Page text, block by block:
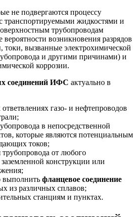
не подвергаются процессу
транспортируемыми жидкостями и
трубопроводам
возникновения разрядов
вызванные электрохимической
и другими причинами) и
коррозии.
соединений ИФС актуально в
газо- и нефтепроводов
в непосредственной
которые являются потенциальным
токов;
трубопровода от любого
конструкции или
выполнить фланцевое соединение
из различных сплавов;
станциям и пунктах.